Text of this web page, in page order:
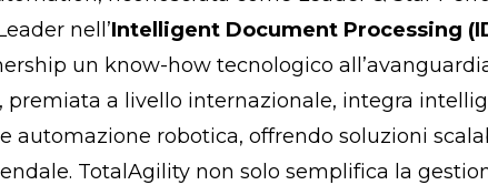
nell’Intelligent Document Processing
un know-how tecnologico
, premiata a livello internazionale, integra
automazione robotica, offrendo soluzioni
TotalAgility non solo semplifica la